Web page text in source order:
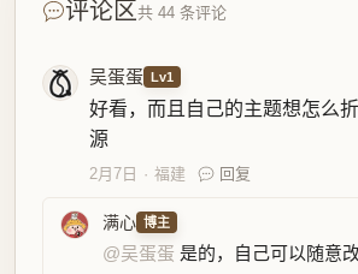
评论区 共 44 条评论
吴蛋蛋 Lv1
好看，而且自己的主题想怎么
源
2月7日 福建 回复
满心 博主
@吴蛋蛋 是的，自己可以随意